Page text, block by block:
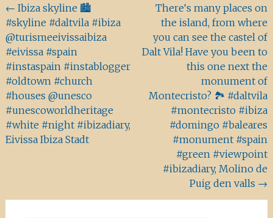
Beitragsnavigation
← Ibiza skyline 🏙
#skyline #daltvila #ibiza
@turismeeivissaibiza
#eivissa #spain
#instaspain #instablogger
#oldtown #church
#houses @unesco
#unescoworldheritage
#white #night #ibizadiary,
Eivissa Ibiza Stadt
There‘s many places on
the island, from where
you can see the castel of
Dalt Vila! Have you been to
this one next the
monument of
Montecristo? 🏞 #daltvila
#montecristo #ibiza
#domingo #baleares
#monument #spain
#green #viewpoint
#ibizadiary, Molino de
Puig den valls →